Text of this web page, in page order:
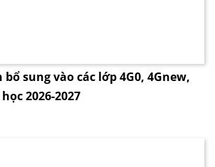
sung vào các lớp 4G0, 4Gnew,
2026-2027